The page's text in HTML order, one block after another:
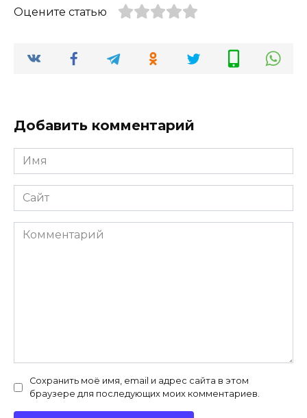
Оцените статью
Добавить комментарий
Имя
*
Сайт
Комментарий
Сохранить моё имя, email и адрес сайта в этом
браузере для последующих моих комментариев.